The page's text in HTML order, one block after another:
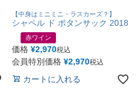
【中身はミニミニ・ラスカーズ？】
シャペル ド ポタンサック 2018
赤ワイン
価格 ¥2,970税込
会員特別価格 ¥2,970税込
カートに入れる